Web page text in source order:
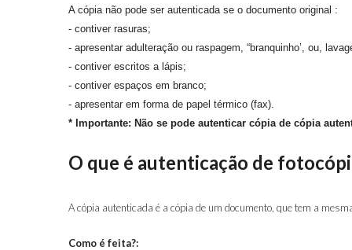
A cópia não pode ser autenticada se o documento original :
- contiver rasuras;
- apresentar adulteração ou raspagem, “branquinho’, ou,
- contiver escritos a lápis;
- contiver espaços em branco;
- apresentar em forma de papel térmico (fax).
* Importante: Não se pode autenticar cópia de cópia
O que é autenticação de
A cópia autenticada é a cópia de um documento, que tem a
Como é feita?: